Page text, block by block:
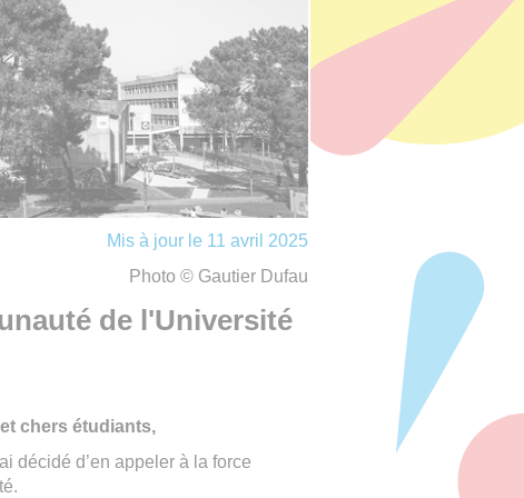
Mis à jour le 11 avril 2025
Photo © Gautier Dufau
de l'Université
chers étudiants,
décidé d’en appeler à la force